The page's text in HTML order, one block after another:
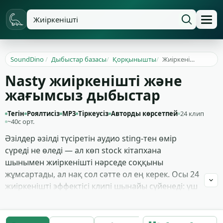
SoundDino/ Дыбыстар базасы/ Қорқынышты/ Жиіркенішті
Nasty жиіркенішті және
жағымсыз дыбыстар
Тегін Роялтисіз MP3 Тіркеусіз Авторды көрсетпей 24 клип
~40с орт.
Әзілдер әзілді түсіретін аудио sting-тен өмір
сүреді не өледі — ал көп stock кітапхана
шынымен жиіркенішті нәрседе соққыны
жұмсартады, ал нақ сол сәтте ол ең керек. Осы 24
жиіркенішті эффектісі клипі шынайы сүйенеді: үш
құс пен егеуқұйрықты қуатын өткір жануар-